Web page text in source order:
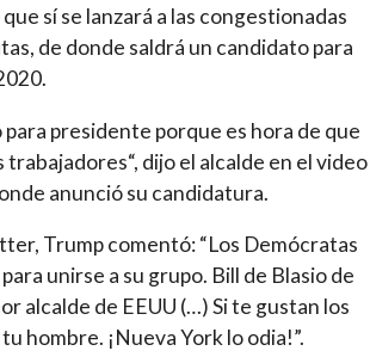
sí se lanzará a las congestionadas
de donde saldrá un candidato para
para presidente porque es hora de que
dijo el alcalde en el video
anunció su candidatura.
Trump comentó: “Los Demócratas
unirse a su grupo. Bill de Blasio de
alcalde de EEUU (…) Si te gustan los
hombre. ¡Nueva York lo odia!”.